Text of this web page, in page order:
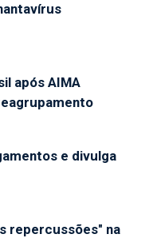
após AIMA
e divulga
repercussões" na